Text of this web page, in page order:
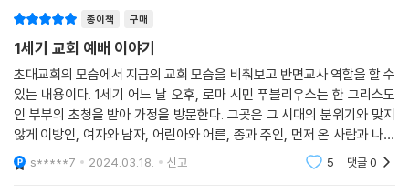
시계 둘보다 철학자 둘이 훨씬 더 잘 맞는다는 등 흔한 농담을 했다.(이 말
을 처음 한 사람은 세네카일 텐데, 아굴라는 아마도 누군가에게 전해 들었
을 것이다.) 그러고 나서 그는 다른 손님들이 오는 중이라는 전갈을 방금
받았으니, 이제 식사 준비를 하러 식당으로 가는 게 좋겠다고 했다. 응접실
을 나오면서 글레멘드와 유오디아를 다시 보게 되었다.“이제 예배가 시작
되는 건가?” 글레멘드에게 물었다. 그러자 그는 나를 의아하게 쳐다보면
서 입가에 미소를 띠며 대답했다. “집으로 들어오면서 실제로 예배는 시작
“이 책은 교회란 일요일 예배에 참석하는 것 그 이상, 즉 삶의 방식임을 당
신에게 보여 줄 것이다.”
아마존 독자 서평
종이책 구매
1세기 교회 예배 이야기
초대교회의 모습에서 지금의 교회 모습을 비춰보고 반면교사 역할을 할 수
있는 내용이다. 1세기 어느 날 오후, 로마 시민 푸블리우스는 한 그리스도
인 부부의 초청을 받아 가정을 방문한다. 그곳은 그 시대의 분위기와 맞지
않게 이방인, 여자와 남자, 어린아와 어른, 종과 주인, 먼저 온 사람과 나중
에 온 사람, 신자와 불신자 같은 일체의 차별이나 구분 없이 함께 마음껏 이
야기 하고
s*****7 2024.03.18. 신고 5 댓글0